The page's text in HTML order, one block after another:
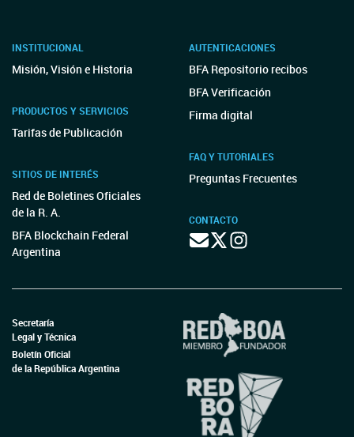
INSTITUCIONAL
Misión, Visión e Historia
PRODUCTOS Y SERVICIOS
Tarifas de Publicación
SITIOS DE INTERÉS
Red de Boletines Oficiales
de la R. A.
BFA Blockchain Federal
Argentina
AUTENTICACIONES
BFA Repositorio recibos
BFA Verificación
Firma digital
FAQ Y TUTORIALES
Preguntas Frecuentes
CONTACTO
Secretaría
Legal y Técnica
Boletín Oficial
de la República Argentina